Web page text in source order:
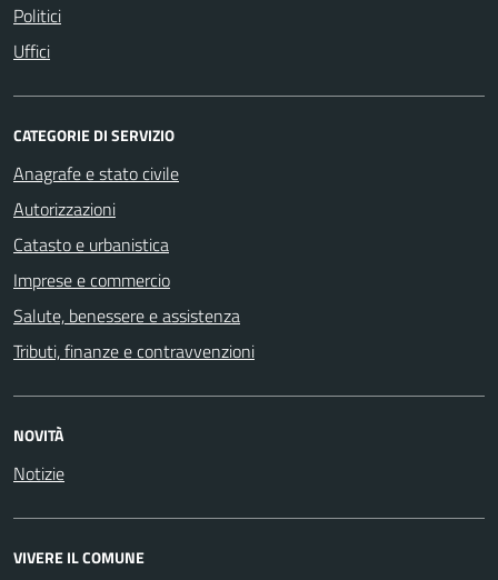
Politici
Uffici
CATEGORIE DI SERVIZIO
Anagrafe e stato civile
Autorizzazioni
Catasto e urbanistica
Imprese e commercio
Salute, benessere e assistenza
Tributi, finanze e contravvenzioni
NOVITÀ
Notizie
VIVERE IL COMUNE